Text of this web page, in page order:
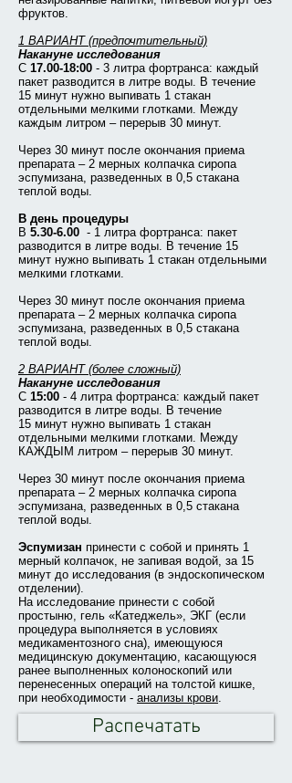
фруктов.
1 ВАРИАНТ (предпочтительный)
Накануне исследования
С 17.00-18:00 - 3 литра фортранса: каждый
пакет разводится в литре воды. В течение
15 минут нужно выпивать 1 стакан
отдельными мелкими глотками. Между
каждым литром – перерыв 30 минут.
Через 30 минут после окончания приема
препарата – 2 мерных колпачка сиропа
эспумизана, разведенных в 0,5 стакана
теплой воды.
В день процедуры
В 5.30-6.00 - 1 литра фортранса: пакет
разводится в литре воды. В течение 15
минут нужно выпивать 1 стакан отдельными
мелкими глотками.
Через 30 минут после окончания приема
препарата – 2 мерных колпачка сиропа
эспумизана, разведенных в 0,5 стакана
теплой воды.
2 ВАРИАНТ (более сложный)
Накануне исследования
С 15:00 - 4 литра фортранса: каждый пакет
разводится в литре воды. В течение
15 минут нужно выпивать 1 стакан
отдельными мелкими глотками. Между
КАЖДЫМ литром – перерыв 30 минут.
Через 30 минут после окончания приема
препарата – 2 мерных колпачка сиропа
эспумизана, разведенных в 0,5 стакана
теплой воды.
Эспумизан принести с собой и принять 1
мерный колпачок, не запивая водой, за 15
минут до исследования (в эндоскопическом
отделении).
На исследование принести с собой
простыню, гель «Катеджель», ЭКГ (если
процедура выполняется в условиях
медикаментозного сна), имеющуюся
медицинскую документацию, касающуюся
ранее выполненных колоноскопий или
перенесенных операций на толстой кишке,
при необходимости - анализы крови.
Распечатать